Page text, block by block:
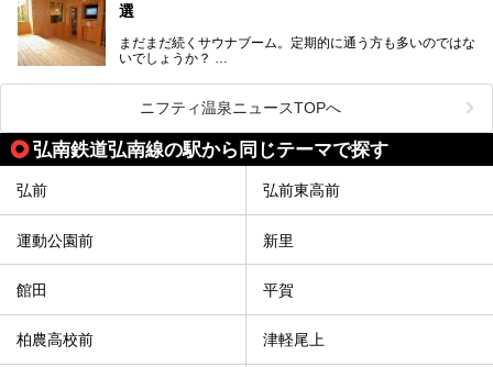
選
まだまだ続くサウナブーム。定期的に通う方も多いのではな
いでしょうか？
そこでコスパ抜群！1,000円以下でサウナを楽しめる施設を
紹介します。
格安でも充実の施設でサウナを楽しみませんか？
今回は青森県にある1,000円以下のおすすめサウナ施設を紹
ニフティ温泉ニュースTOPへ
弘南鉄道弘南線の駅から同じテーマで探す
弘前 弘前東高前
運動公園前 新里
館田 平賀
柏農高校前 津軽尾上